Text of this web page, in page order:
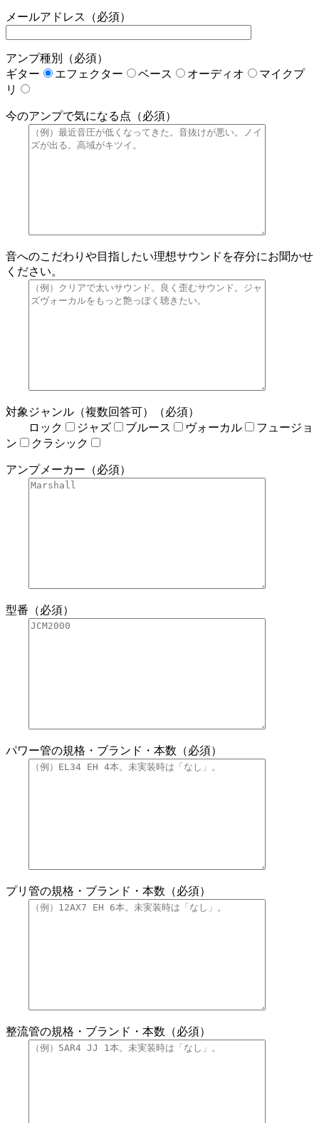
メールアドレス（必須）
アンプ種別（必須）
ギター
エフェクター ベース オーディオ
マイクプ
リ
今のアンプで気になる点（必須）
音へのこだわりや目指したい理想サウンドを存分にお聞かせ
ください。
対象ジャンル（複数回答可）（必須）
ロック
ジャズ ブルース ヴォーカル
フュージョ
ン
クラシック
アンプメーカー（必須）
型番（必須）
パワー管の規格・ブランド・本数（必須）
プリ管の規格・ブランド・本数（必須）
整流管の規格・ブランド・本数（必須）